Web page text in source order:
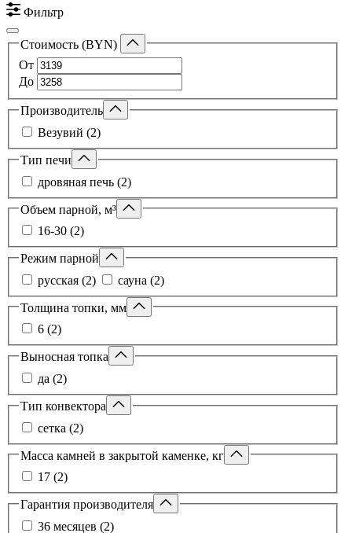
Фильтр
Стоимость (BYN)
От
До
Производитель
Везувий (2)
Тип печи
дровяная печь (2)
Объем парной, м³
16-30 (2)
Режим парной
русская (2)
сауна (2)
Толщина топки, мм
6 (2)
Выносная топка
да (2)
Тип конвектора
сетка (2)
Масса камней в закрытой каменке, кг
17 (2)
Гарантия производителя
36 месяцев (2)